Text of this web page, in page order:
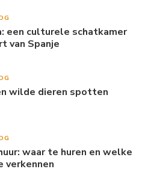
een culturele schatkamer
van Spanje
wilde dieren spotten
waar te huren en welke
verkennen